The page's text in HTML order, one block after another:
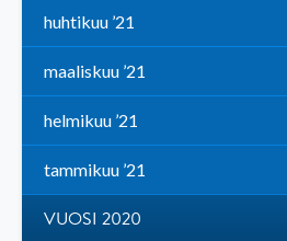
huhtikuu ’21
maaliskuu ’21
helmikuu ’21
tammikuu ’21
VUOSI 2020